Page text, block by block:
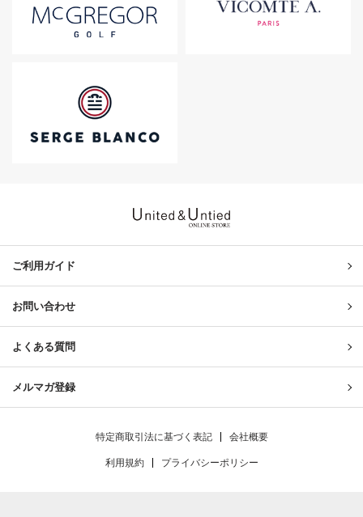
ご利用ガイド
お問い合わせ
よくある質問
メルマガ登録
特定商取引法に基づく表記 会社概要
利用規約 プライバシーポリシー